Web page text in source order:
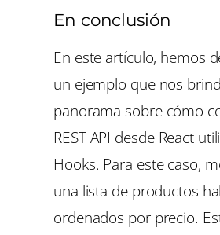
En conclusión
En este artículo, hemos
un ejemplo que nos
panorama sobre cómo
REST API desde React
Hooks. Para este caso,
una lista de productos
ordenados por precio.